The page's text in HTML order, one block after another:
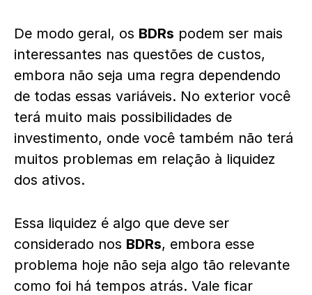
De modo geral, os BDRs podem ser mais
interessantes nas questões de custos,
embora não seja uma regra dependendo
de todas essas variáveis. No exterior você
terá muito mais possibilidades de
investimento, onde você também não terá
muitos problemas em relação à liquidez
dos ativos.
Essa liquidez é algo que deve ser
considerado nos BDRs, embora esse
problema hoje não seja algo tão relevante
como foi há tempos atrás. Vale ficar